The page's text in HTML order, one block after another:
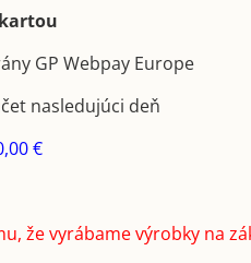
GP Webpay Europe
nasledujúci deň
€
že vyrábame výrobky na